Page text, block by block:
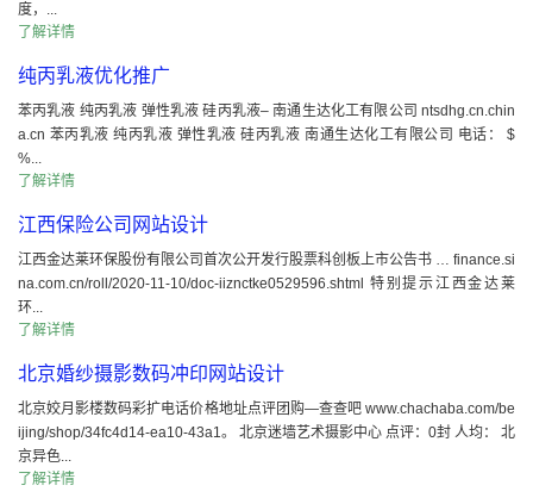
度，...
了解详情
纯丙乳液优化推广
苯丙乳液 纯丙乳液 弹性乳液 硅丙乳液– 南通生达化工有限公司 ntsdhg.cn.chin
a.cn 苯丙乳液 纯丙乳液 弹性乳液 硅丙乳液 南通生达化工有限公司 电话： $
%...
了解详情
江西保险公司网站设计
江西金达莱环保股份有限公司首次公开发行股票科创板上市公告书 … finance.si
na.com.cn/roll/2020-11-10/doc-iiznctke0529596.shtml 特别提示江西金达莱
环...
了解详情
北京婚纱摄影数码冲印网站设计
北京姣月影楼数码彩扩电话价格地址点评团购—查查吧 www.chachaba.com/be
ijing/shop/34fc4d14-ea10-43a1。 北京迷墙艺术摄影中心 点评：0封 人均： 北
京异色...
了解详情